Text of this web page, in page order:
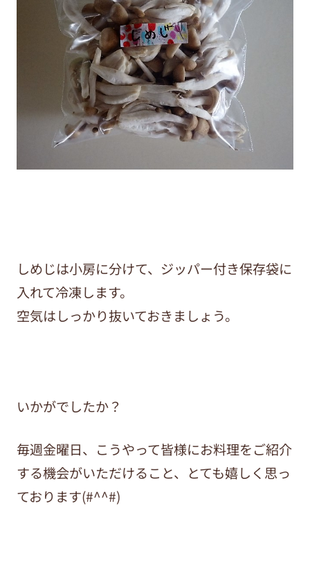
しめじは小房に分けて、ジッパー付き保存袋に
入れて冷凍します。
空気はしっかり抜いておきましょう。
いかがでしたか？
毎週金曜日、こうやって皆様にお料理をご紹介
する機会がいただけること、とても嬉しく思っ
ております(#^^#)